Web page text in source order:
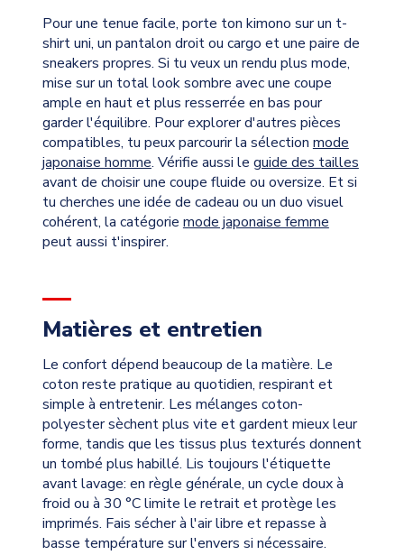
Pour une tenue facile, porte ton kimono sur un t-
shirt uni, un pantalon droit ou cargo et une paire de
sneakers propres. Si tu veux un rendu plus mode,
mise sur un total look sombre avec une coupe
ample en haut et plus resserrée en bas pour
garder l'équilibre. Pour explorer d'autres pièces
compatibles, tu peux parcourir la sélectionmode
japonaise homme. Vérifie aussi le guide des tailles
avant de choisir une coupe fluide ou oversize. Et si
tu cherches une idée de cadeau ou un duo visuel
cohérent, la catégoriemode japonaise femme
peut aussi t'inspirer.
Matières et entretien
Le confort dépend beaucoup de la matière. Le
coton reste pratique au quotidien, respirant et
simple à entretenir. Les mélanges coton-
polyester sèchent plus vite et gardent mieux leur
forme, tandis que les tissus plus texturés donnent
un tombé plus habillé. Lis toujours l'étiquette
avant lavage: en règle générale, un cycle doux à
froid ou à 30 °C limite le retrait et protège les
imprimés. Fais sécher à l'air libre et repasse à
basse température sur l'envers si nécessaire.